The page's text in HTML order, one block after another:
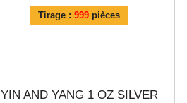
Tirage :999 pièces
YIN AND YANG 1 OZ SILVER